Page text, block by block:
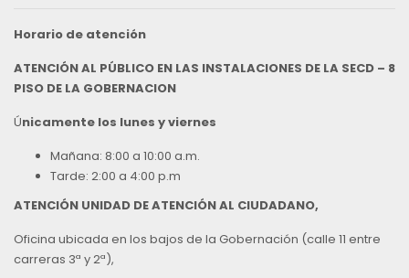
Horario de atención
ATENCIÓN AL PÚBLICO EN LAS INSTALACIONES DE LA SECD – 8
PISO DE LA GOBERNACION
Únicamente los lunes y viernes
Mañana: 8:00 a 10:00 a.m.
Tarde: 2:00 a 4:00 p.m
ATENCIÓN UNIDAD DE ATENCIÓN AL CIUDADANO,
Oficina ubicada en los bajos de la Gobernación (calle 11 entre
carreras 3ª y 2ª),